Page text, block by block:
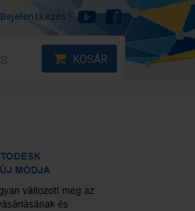
Bejelentkezés
KOSÁR